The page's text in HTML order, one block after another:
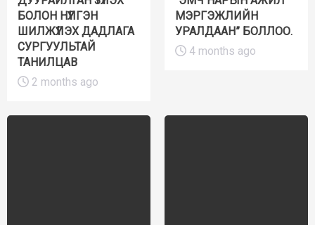
БОЛОН НҮҮЛГЭН
ШИЛЖҮҮЛЭХ ДАДЛАГА
СУРГУУЛЬТАЙ
ТАНИЛЦАВ
2 months ago
МЭРГЭЖЛИЙН
УРАЛДААН” БОЛЛОО.
4 months ago